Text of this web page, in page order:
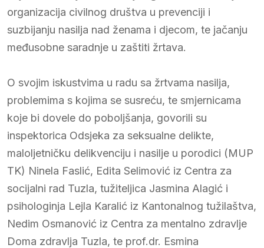
organizacija civilnog društva u prevenciji i
suzbijanju nasilja nad ženama i djecom, te jačanju
međusobne saradnje u zaštiti žrtava.
O svojim iskustvima u radu sa žrtvama nasilja,
problemima s kojima se susreću, te smjernicama
koje bi dovele do poboljšanja, govorili su
inspektorica Odsjeka za seksualne delikte,
maloljetničku delikvenciju i nasilje u porodici (MUP
TK) Ninela Faslić, Edita Selimović iz Centra za
socijalni rad Tuzla, tužiteljica Jasmina Alagić i
psihologinja Lejla Karalić iz Kantonalnog tužilaštva,
Nedim Osmanović iz Centra za mentalno zdravlje
Doma zdravlja Tuzla, te prof.dr. Esmina